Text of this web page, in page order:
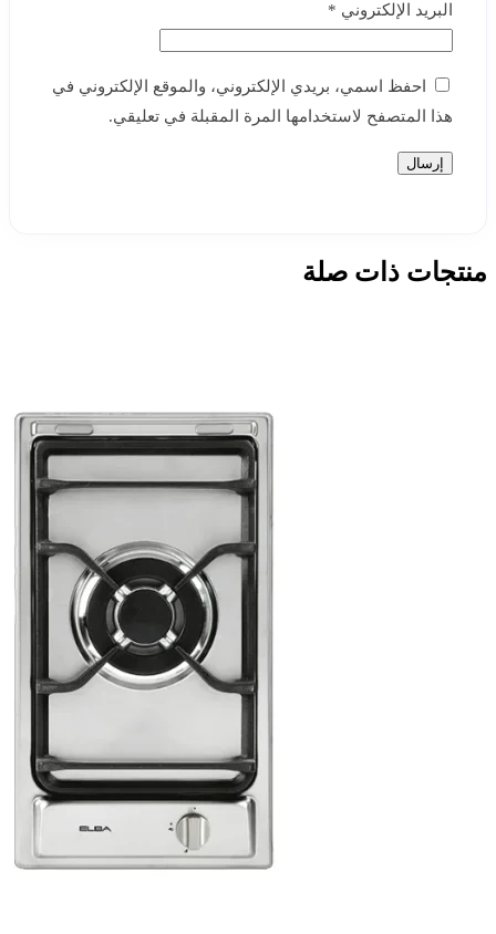
البريد الإلكتروني *
احفظ اسمي، بريدي الإلكتروني، والموقع الإلكتروني في
هذا المتصفح لاستخدامها المرة المقبلة في تعليقي.
منتجات ذات صلة